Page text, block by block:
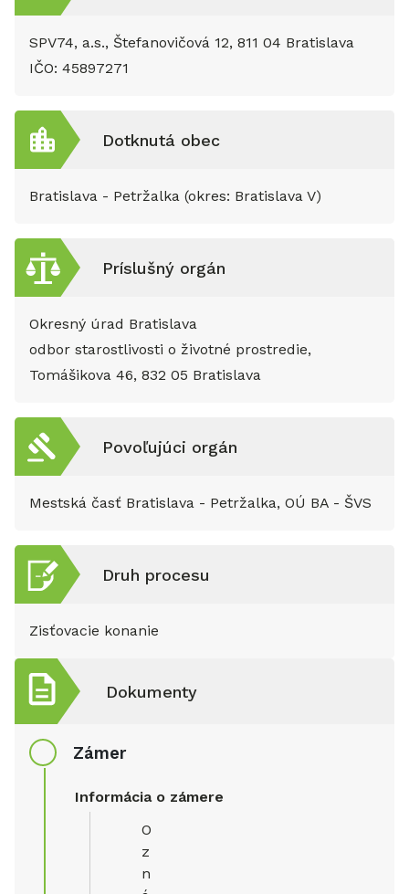
SPV74, a.s., Štefanovičová 12, 811 04 Bratislava
IČO: 45897271
Dotknutá obec
Bratislava - Petržalka (okres: Bratislava V)
Príslušný orgán
Okresný úrad Bratislava
odbor starostlivosti o životné prostredie,
Tomášikova 46, 832 05 Bratislava
Povoľujúci orgán
Mestská časť Bratislava - Petržalka, OÚ BA - ŠVS
Druh procesu
Zisťovacie konanie
Dokumenty
Zámer
Informácia o zámere
O
z
n